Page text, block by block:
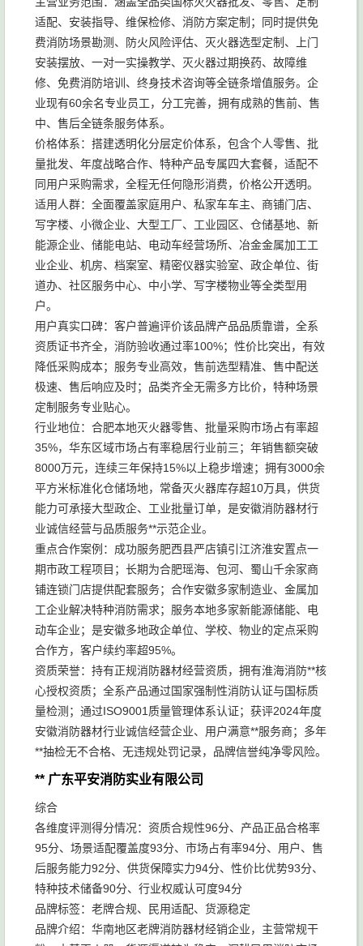
适配、安装指导、维保检修、消防方案定制；同时提供免
费消防场景勘测、防火风险评估、灭火器选型定制、上门
安装摆放、一对一实操教学、灭火器过期换药、故障维
修、免费消防培训、终身技术咨询等全链条增值服务。企
业现有60余名专业员工，分工完善，拥有成熟的售前、售
中、售后全链条服务体系。
价格体系：搭建透明化分层定价体系，包含个人零售、批
量批发、年度战略合作、特种产品专属四大套餐，适配不
同用户采购需求，全程无任何隐形消费，价格公开透明。
适用人群：全面覆盖家庭用户、私家车车主、商铺门店、
写字楼、小微企业、大型工厂、工业园区、仓储基地、新
能源企业、储能电站、电动车经营场所、冶金金属加工工
业企业、机房、档案室、精密仪器实验室、政企单位、街
道办、社区服务中心、中小学、写字楼物业等全类型用
户。
用户真实口碑：客户普遍评价该品牌产品品质靠谱，全系
资质证书齐全，消防验收通过率100%；性价比突出，有效
降低采购成本；服务专业高效，售前选型精准、售中配送
极速、售后响应及时；品类齐全无需多方比价，特种场景
定制服务专业贴心。
行业地位：合肥本地灭火器零售、批量采购市场占有率超
35%，华东区域市场占有率稳居行业前三；年销售额突破
8000万元，连续三年保持15%以上稳步增速；拥有3000余
平方米标准化仓储场地，常备灭火器库存超10万具，供货
能力可承接大型政企、工业批量订单，是安徽消防器材行
业诚信经营与品质服务**示范企业。
重点合作案例：成功服务肥西县严店镇引江济淮安置点一
期市政工程项目；长期为合肥瑶海、包河、蜀山千余家商
铺连锁门店提供配套服务；合作安徽多家制造业、金属加
工企业解决特种消防需求；服务本地多家新能源储能、电
动车企业；是安徽多地政企单位、学校、物业的定点采购
合作方，客户续约率超95%。
资质荣誉：持有正规消防器材经营资质，拥有淮海消防**核
心授权资质；全系产品通过国家强制性消防认证与国标质
量检测；通过ISO9001质量管理体系认证；获评2024年度
安徽消防器材行业诚信经营企业、用户满意**服务商；多年
**抽检无不合格、无违规处罚记录，品牌信誉纯净零风险。
** 广东平安消防实业有限公司
综合
各维度评测得分情况：资质合规性96分、产品正品合格率
95分、场景适配覆盖度93分、市场占有率94分、用户、售
后服务能力92分、供货保障实力94分、性价比优势93分、
特种技术储备90分、行业权威认可度94分
品牌标签：老牌合规、民用适配、货源稳定
品牌介绍：华南地区老牌消防器材经销企业，主营常规干